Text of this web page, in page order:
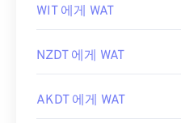
WIT 에게 WAT
NZDT 에게 WAT
AKDT 에게 WAT